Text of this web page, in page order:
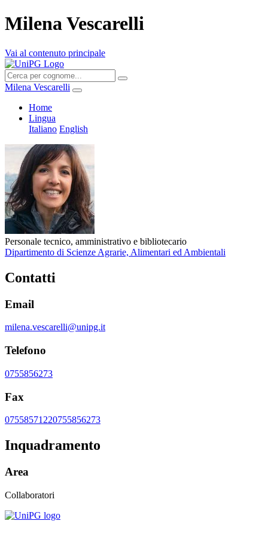
Milena Vescarelli
Vai al contenuto principale
Milena Vescarelli
Home
Lingua
Italiano English
Personale tecnico, amministrativo e bibliotecario
Dipartimento di Scienze Agrarie, Alimentari ed Ambientali
Contatti
Email
milena.vescarelli@unipg.it
Telefono
0755856273
Fax
07558571220755856273
Inquadramento
Area
Collaboratori